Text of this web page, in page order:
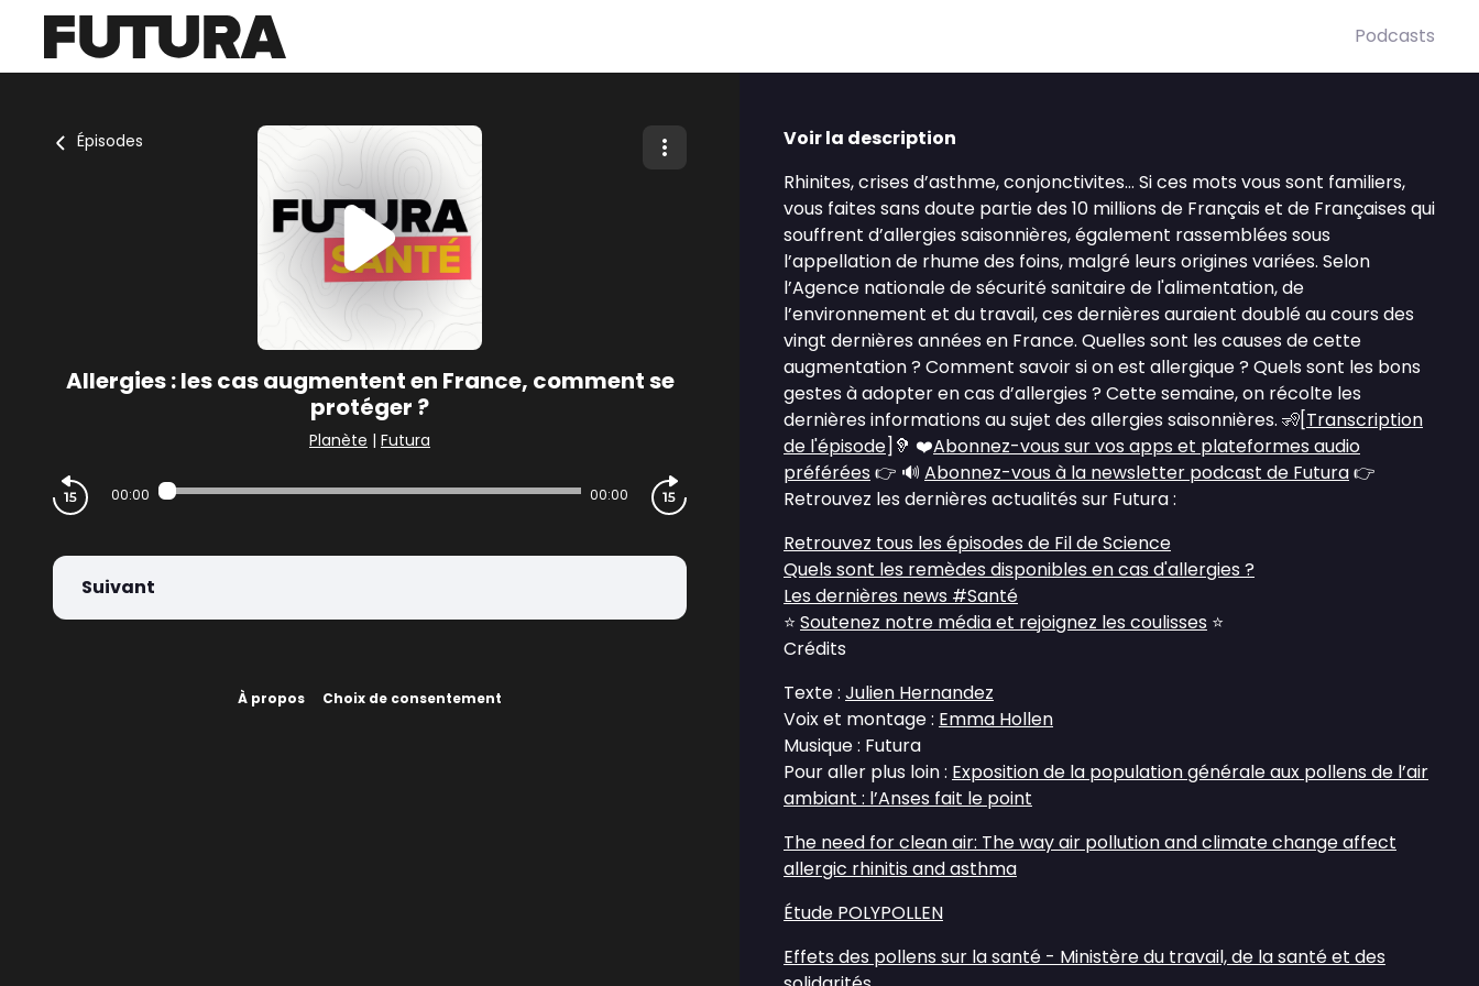
Podcasts
Épisodes
Allergies : les cas augmentent en France, comment se
protéger ?
Planète | Futura
00:00 00:00
Suivant
À propos Choix de consentement
Voir la description
Rhinites, crises d’asthme, conjonctivites… Si ces mots vous sont familiers,
vous faites sans doute partie des 10 millions de Français et de Françaises qui
souffrent d’allergies saisonnières, également rassemblées sous
l’appellation de rhume des foins, malgré leurs origines variées. Selon
l’Agence nationale de sécurité sanitaire de l'alimentation, de
l’environnement et du travail, ces dernières auraient doublé au cours des
vingt dernières années en France. Quelles sont les causes de cette
augmentation ? Comment savoir si on est allergique ? Quels sont les bons
gestes à adopter en cas d’allergies ? Cette semaine, on récolte les
dernières informations au sujet des allergies saisonnières. 🧏[Transcription
de l'épisode]🦻 ❤️Abonnez-vous sur vos apps et plateformes audio
préférées 👉 🔊 Abonnez-vous à la newsletter podcast de Futura👉
Retrouvez les dernières actualités sur Futura :
Retrouvez tous les épisodes de Fil de Science
Quels sont les remèdes disponibles en cas d'allergies ?
Les dernières news #Santé
⭐ Soutenez notre média et rejoignez les coulisses ⭐
Crédits
Texte : Julien Hernandez
Voix et montage : Emma Hollen
Musique : Futura
Pour aller plus loin : Exposition de la population générale aux pollens de l’air
ambiant : l’Anses fait le point
The need for clean air: The way air pollution and climate change affect
allergic rhinitis and asthma
Étude POLYPOLLEN
Effets des pollens sur la santé - Ministère du travail, de la santé et des